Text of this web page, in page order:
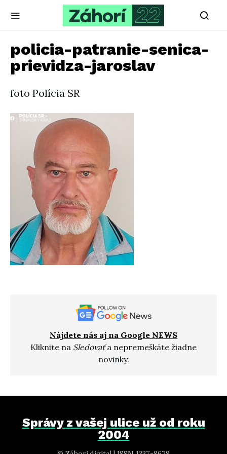
policia-patranie-senica-
prievidza-jaroslav
foto Polícia SR
Nájdete nás aj na Google NEWS
Kliknite na Sledovaťa nepremeškáte žiadne
novinky.
Správy z vašej ulice už od roku
2004